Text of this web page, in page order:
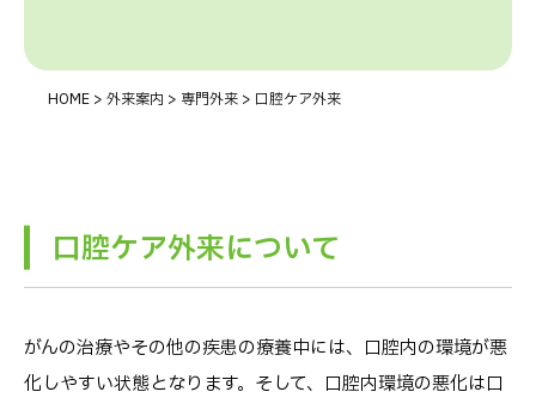
HOME > 外来案内 > 専門外来 > 口腔ケア外来
口腔ケア外来について
がんの治療やその他の疾患の療養中には、口腔内の環境が悪
化しやすい状態となります。そして、口腔内環境の悪化は口